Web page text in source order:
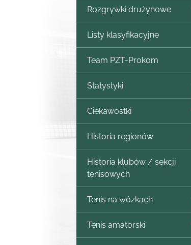
Rozgrywki drużynowe
Listy klasyfikacyjne
Team PZT-Prokom
Statystyki
Ciekawostki
Historia regionów
Historia klubów / sekcji
tenisowych
Tenis na wózkach
Tenis amatorski